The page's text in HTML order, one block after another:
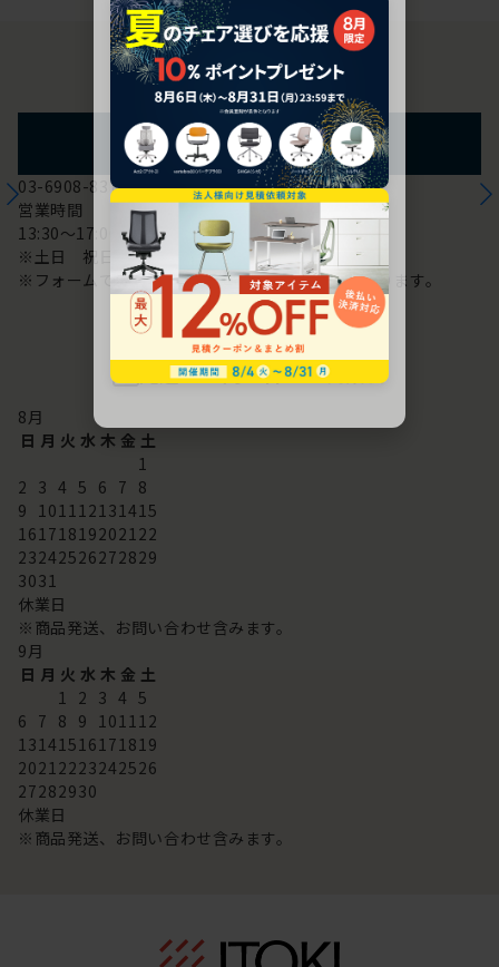
お問い合わせ
フォームからのお問い合わせ
03-6908-8370
営業時間
13:30～17:00
※土日 祝日は休み
※フォームでのお問い合わせは24時間対応しております。
配送・お問い合わせ営業日
8月
日 月 火 水 木 金 土
1
2 3 4 5 6 7 8
9 101112131415
16171819202122
23242526272829
3031
休業日
※商品発送、お問い合わせ含みます。
9月
日 月 火 水 木 金 土
1 2 3 4 5
6 7 8 9 101112
13141516171819
20212223242526
27282930
休業日
※商品発送、お問い合わせ含みます。